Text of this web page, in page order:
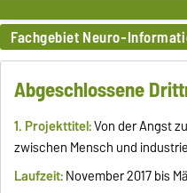
Fachgebiet Neuro-
Abgeschlossene
1. Projekttitel:Von der Angst
zwischen Mensch und
Laufzeit:November 2017 bis